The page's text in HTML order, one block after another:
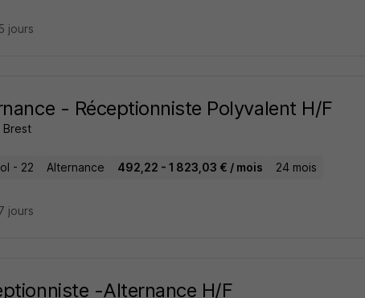
jours
- Réceptionniste Polyvalent H/F
Brest
- 22 Alternance 492,22 - 1 823,03 € / mois 24 mois
jours
-Alternance H/F